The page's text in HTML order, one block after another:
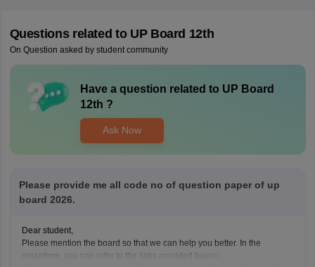
Questions related to UP Board 12th
On Question asked by student community
Have a question related to UP Board
12th ?
Ask Now
Please provide me all code no of question paper of up
board 2026.
Dear student,
Please mention the board so that we can help you better. In the
meantime, you can refer to the links provided below: